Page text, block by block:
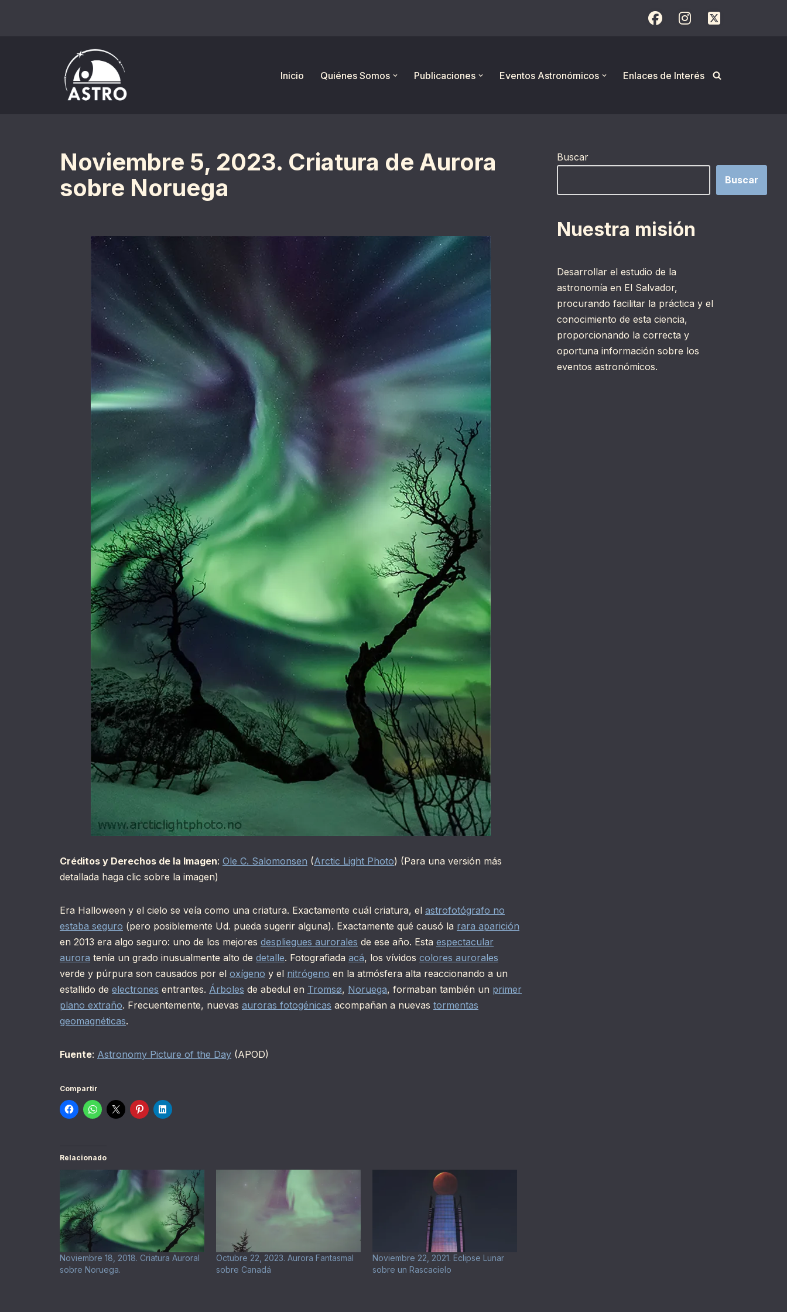
Inicio
Quiénes Somos Publicaciones Eventos Astronómicos Enlaces de Interés
Noviembre 5, 2023. Criatura de Aurora
sobre Noruega
Créditos y Derechos de la Imagen: Ole C. Salomonsen (Arctic Light Photo) (Para una versión más
detallada haga clic sobre la imagen)
Era Halloween y el cielo se veía como una criatura. Exactamente cuál criatura, el astrofotógrafo no
estaba seguro (pero posiblemente Ud. pueda sugerir alguna). Exactamente qué causó la rara aparición
en 2013 era algo seguro: uno de los mejores despliegues aurorales de ese año. Esta espectacular
aurora tenía un grado inusualmente alto de detalle. Fotografiada acá, los vívidos colores aurorales
verde y púrpura son causados por el oxígeno y el nitrógeno en la atmósfera alta reaccionando a un
estallido de electrones entrantes. Árboles de abedul en Tromsø, Noruega, formaban también un primer
plano extraño. Frecuentemente, nuevas auroras fotogénicas acompañan a nuevas tormentas
geomagnéticas.
Fuente: Astronomy Picture of the Day (APOD)
Compartir
Relacionado
Noviembre 18, 2018. Criatura Auroral
sobre Noruega.
Octubre 22, 2023. Aurora Fantasmal
sobre Canadá
Noviembre 22, 2021. Eclipse Lunar
sobre un Rascacielo
Buscar
Buscar
Nuestra misión
Desarrollar el estudio de la
astronomía en El Salvador,
procurando facilitar la práctica y el
conocimiento de esta ciencia,
proporcionando la correcta y
oportuna información sobre los
eventos astronómicos.